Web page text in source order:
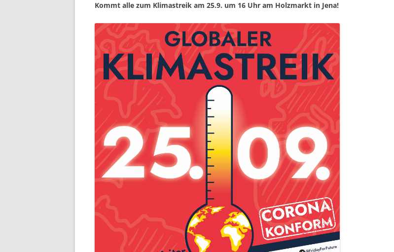
Kommt alle zum Klimastreik am 25.9. um 16 Uhr am Holzmarkt in Jena!